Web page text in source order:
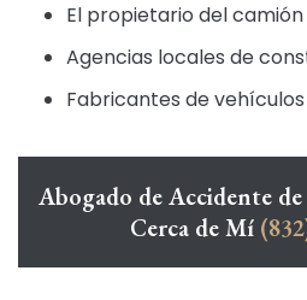
El propietario del camión
Agencias locales de
Fabricantes de
Abogado de Accidente
Cerca de Mí